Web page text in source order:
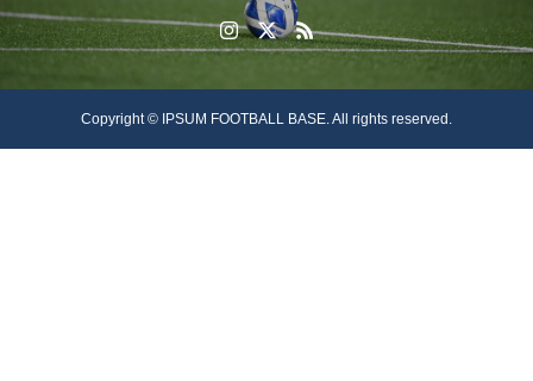
Copyright © IPSUM FOOTBALL BASE. All rights reserved.